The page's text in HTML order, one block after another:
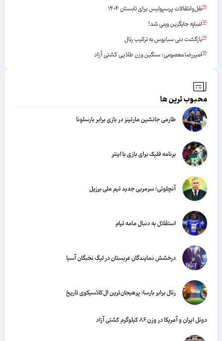
نقل‌وانتقالات پرسپولیس برای تابستان ۱۴۰۴
امباپه جایگزین وینی شد!
بازگشت دنی سبایوس به ترکیب رئال
امیررضا معصومی؛ سنگین وزن طلایی کشتی آزاد
محبوب ترین ها
طارمی جانشین مارتینز در بازی برابر بارسلونا
برنامه فلیک برای بازی با اینتر
آنچلوتی؛ سرمربی جدید تیم ملی برزیل
استقلال به دنبال مامه تیام
درخشش نمایندگان عربستان در لیگ نخبگان آسیا
رئال برابر بارسا؛ پرهیجان‌‌ترین ال‌کلاسیکوی تاریخ
دوئل ایران و آمریکا در وزن ۸۶ کیلوگرم کشتی آزاد